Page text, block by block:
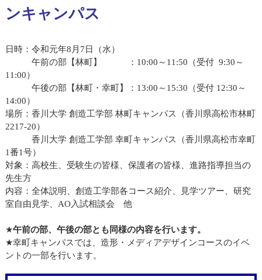
ンキャンパス
日時：令和元年8月7日（水）
午前の部【林町】 ：10:00～11:50（受付 9:30～
11:00）
午後の部【林町・幸町】：13:00～15:30（受付 12:30～
14:00）
場所：香川大学 創造工学部 林町キャンパス（香川県高松市林町
2217-20）
香川大学 創造工学部 幸町キャンパス（香川県高松市幸町
1番1号）
対象：高校生、受験生の皆様、保護者の皆様、進路指導担当の
先生方
内容：全体説明、創造工学部各コース紹介、見学ツアー、研究
室自由見学、AO入試相談会 他
★午前の部、午後の部とも同様の内容を行います。
★幸町キャンパスでは、造形・メディアデザインコースのイベ
ントの一部を行います。